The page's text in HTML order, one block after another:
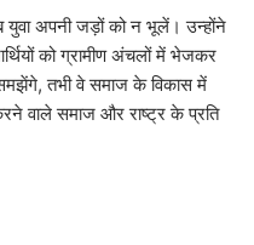
युवा अपनी जड़ों को न भूलें। उन्होंने
को ग्रामीण अंचलों में भेजकर
समझेंगे, तभी वे समाज के विकास में
वाले समाज और राष्ट्र के प्रति